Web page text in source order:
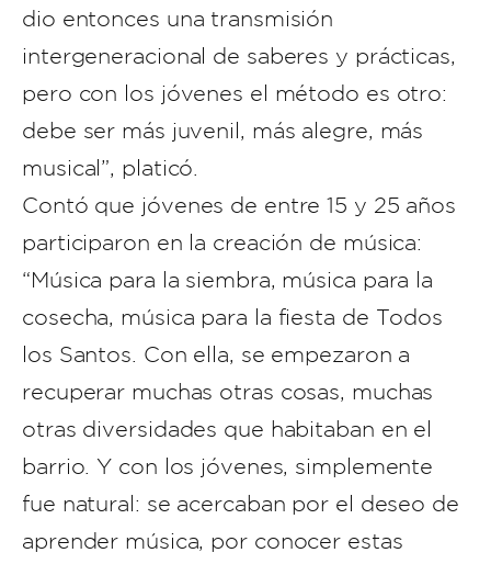
dio entonces una transmisión
intergeneracional de saberes y prácticas,
pero con los jóvenes el método es otro:
debe ser más juvenil, más alegre, más
musical”, platicó.
Contó que jóvenes de entre 15 y 25 años
participaron en la creación de música:
“Música para la siembra, música para la
cosecha, música para la fiesta de Todos
los Santos. Con ella, se empezaron a
recuperar muchas otras cosas, muchas
otras diversidades que habitaban en el
barrio. Y con los jóvenes, simplemente
fue natural: se acercaban por el deseo de
aprender música, por conocer estas